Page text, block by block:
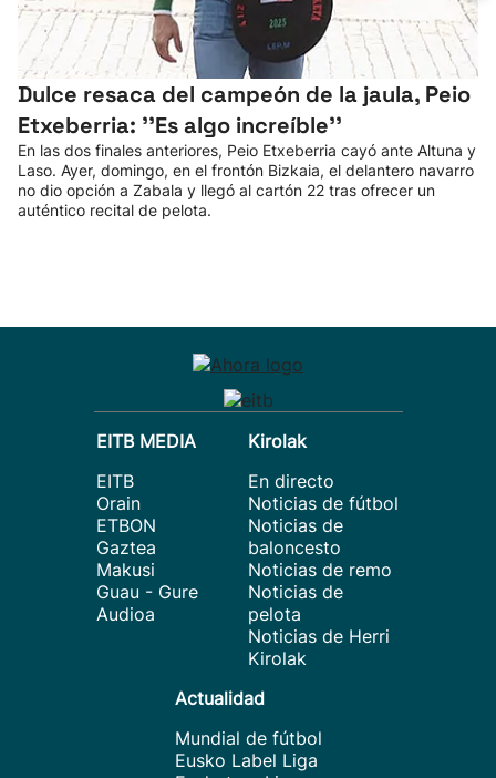
Dulce resaca del campeón de la jaula, Peio
Etxeberria: ''Es algo increíble''
En las dos finales anteriores, Peio Etxeberria cayó ante Altuna y
Laso. Ayer, domingo, en el frontón Bizkaia, el delantero navarro
no dio opción a Zabala y llegó al cartón 22 tras ofrecer un
auténtico recital de pelota.
EITB MEDIA
EITB
Orain
ETBON
Gaztea
Makusi
Guau - Gure
Audioa
Kirolak
En directo
Noticias de fútbol
Noticias de
baloncesto
Noticias de remo
Noticias de
pelota
Noticias de Herri
Kirolak
Actualidad
Mundial de fútbol
Eusko Label Liga